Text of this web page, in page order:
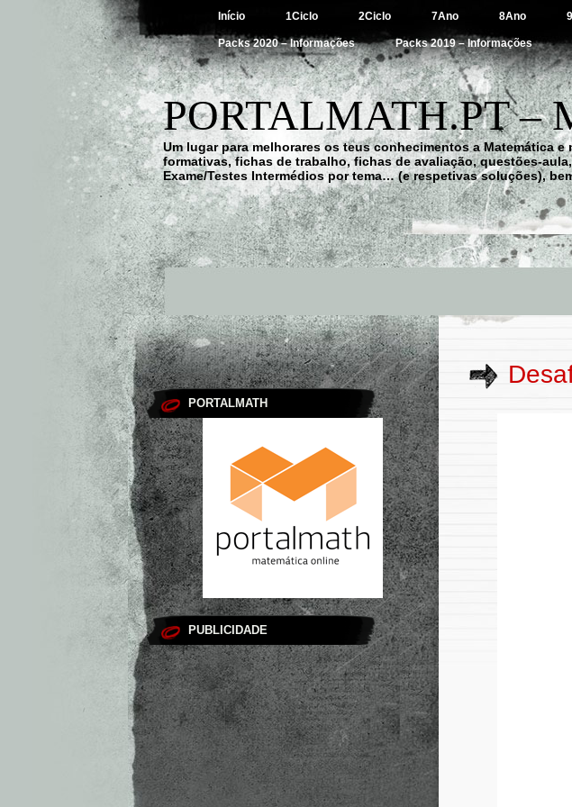
Início 1Ciclo 2Ciclo 7Ano 8Ano
Packs 2020 – Informações Packs 2019 – Informações
PORTALMATH.PT –
Um lugar para melhorares os teus conhecimentos a Matemática
formativas, fichas de trabalho, fichas de avaliação, questões-
Exame/Testes Intermédios por tema… (e respetivas soluções),
PORTALMATH
PUBLICIDADE